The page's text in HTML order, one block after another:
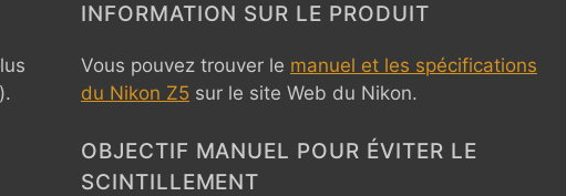
INFORMATION SUR LE PRODUIT
Vous pouvez trouver le manuel et les spécifications
du Nikon Z5 sur le site Web du Nikon.
OBJECTIF MANUEL POUR ÉVITER LE
SCINTILLEMENT